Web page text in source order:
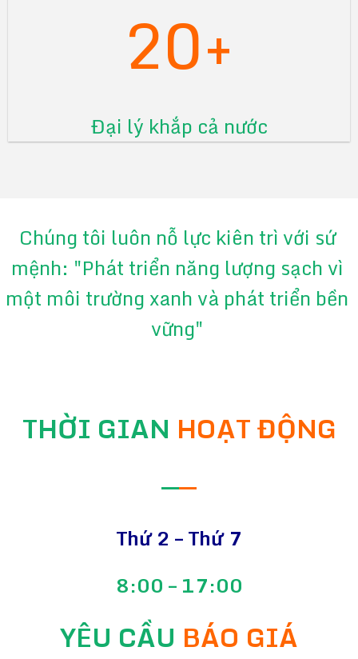
20+
Đại lý khắp cả nước
Chúng tôi luôn nỗ lực kiên trì với sứ
mệnh: "Phát triển năng lượng sạch vì
một môi trường xanh và phát triển bền
vững"
THỜI GIAN HOẠT ĐỘNG
——
Thứ 2 – Thứ 7
8:00 – 17:00
YÊU CẦU BÁO GIÁ